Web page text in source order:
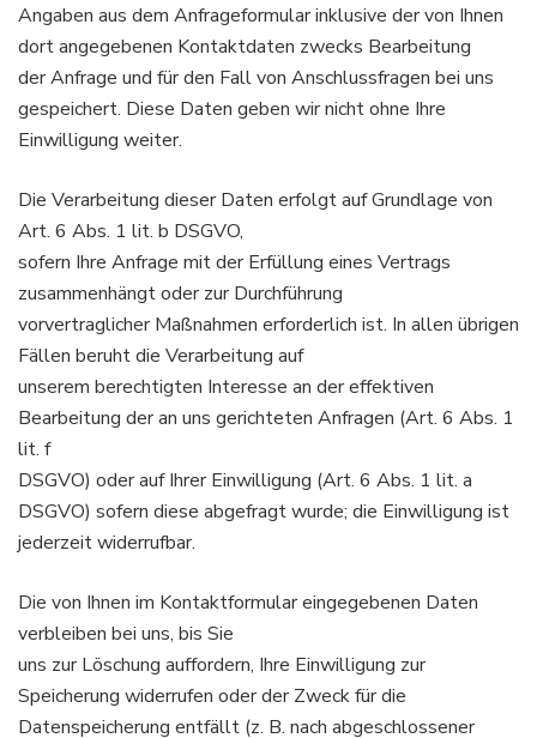
Angaben aus dem Anfrageformular inklusive der von Ihnen
dort angegebenen Kontaktdaten zwecks Bearbeitung
der Anfrage und für den Fall von Anschlussfragen bei uns
gespeichert. Diese Daten geben wir nicht ohne Ihre
Einwilligung weiter.
Die Verarbeitung dieser Daten erfolgt auf Grundlage von
Art. 6 Abs. 1 lit. b DSGVO,
sofern Ihre Anfrage mit der Erfüllung eines Vertrags
zusammenhängt oder zur Durchführung
vorvertraglicher Maßnahmen erforderlich ist. In allen übrigen
Fällen beruht die Verarbeitung auf
unserem berechtigten Interesse an der effektiven
Bearbeitung der an uns gerichteten Anfragen (Art. 6 Abs. 1
lit. f
DSGVO) oder auf Ihrer Einwilligung (Art. 6 Abs. 1 lit. a
DSGVO) sofern diese abgefragt wurde; die Einwilligung ist
jederzeit widerrufbar.
Die von Ihnen im Kontaktformular eingegebenen Daten
verbleiben bei uns, bis Sie
uns zur Löschung auffordern, Ihre Einwilligung zur
Speicherung widerrufen oder der Zweck für die
Datenspeicherung entfällt (z. B. nach abgeschlossener